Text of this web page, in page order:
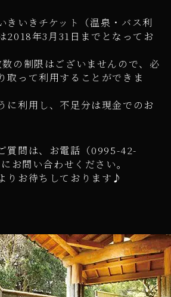
きいきチケット（温泉・バス利
2018年3月31日までとなってお
の制限はございませんので、必
取って利用することができま
に利用し、不足分は現金でのお
質問は、お電話（0995-42-
お問い合わせください。
りお待ちしております♪